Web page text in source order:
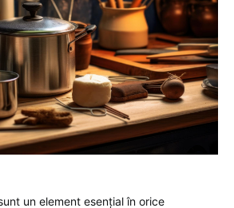
un element esențial în orice